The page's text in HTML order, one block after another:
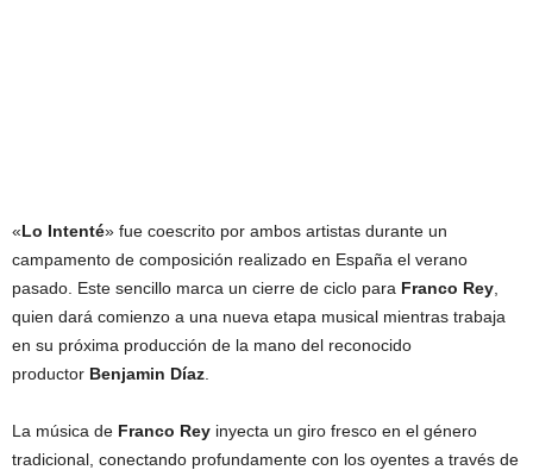
«Lo Intenté» fue coescrito por ambos artistas durante un
campamento de composición realizado en España el verano
pasado. Este sencillo marca un cierre de ciclo para Franco Rey
quien dará comienzo a una nueva etapa musical mientras trabaja
en su próxima producción de la mano del reconocido
productor Benjamin Díaz
La música de Franco Rey inyecta un giro fresco en el género
tradicional, conectando profundamente con los oyentes a través de